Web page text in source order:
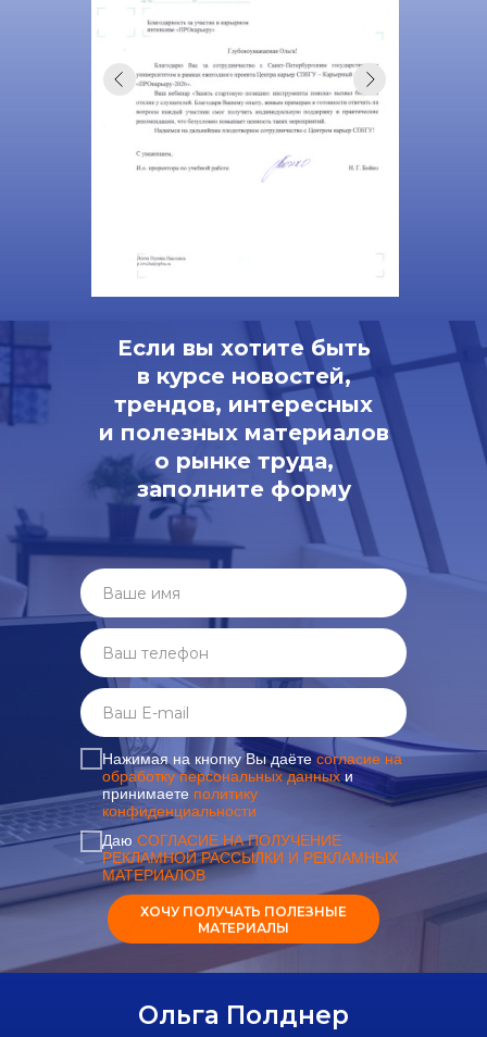
Нажимая на кнопку Вы даётесогласие на
обработку персональных данныхи
принимаете политику
конфиденциальности
Даю СОГЛАСИЕ НА ПОЛУЧЕНИЕ
РЕКЛАМНОЙ РАССЫЛКИ И РЕКЛАМНЫХ
МАТЕРИАЛОВ
ХОЧУ ПОЛУЧАТЬ ПОЛЕЗНЫЕ
МАТЕРИАЛЫ
Если вы хотите быть
в курсе новостей,
трендов, интересных
и полезных материалов
о рынке труда,
заполните форму
Ольга Полднер